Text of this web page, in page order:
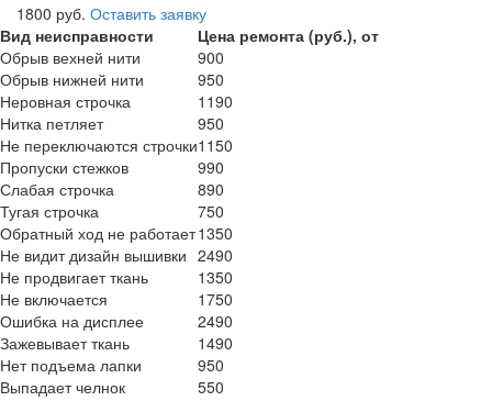
1800 руб. Оставить заявку
Вид неисправности
Цена ремонта (руб.), от
Обрыв вехней нити
900
Обрыв нижней нити
950
Неровная строчка
1190
Нитка петляет
950
Не переключаются строчки1150
Пропуски стежков
990
Слабая строчка
890
Тугая строчка
750
Обратный ход не работает1350
Не видит дизайн вышивки 2490
Не продвигает ткань
1350
Не включается
1750
Ошибка на дисплее
2490
Зажевывает ткань
1490
Нет подъема лапки
950
Выпадает челнок
550